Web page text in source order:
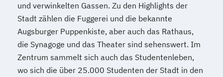
und verwinkelten Gassen. Zu den Highlights der
Stadt zählen die Fuggerei und die bekannte
Augsburger Puppenkiste, aber auch das Rathaus,
die Synagoge und das Theater sind sehenswert. Im
Zentrum sammelt sich auch das Studentenleben,
wo sich die über 25.000 Studenten der Stadt in den